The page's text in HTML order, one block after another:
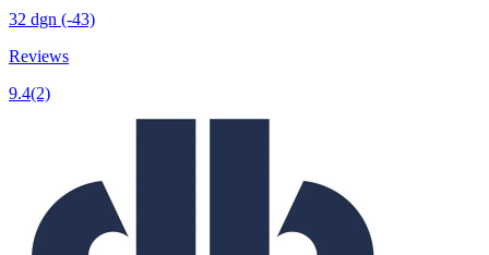
32 dgn (-43)
Reviews
9.4(2)